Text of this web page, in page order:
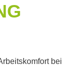
bei